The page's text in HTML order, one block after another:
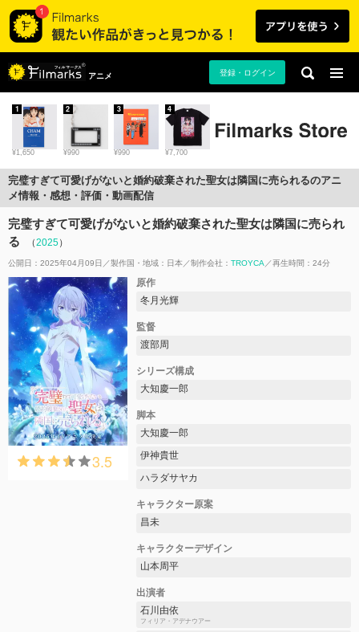
アニメ 登録・ログイン
¥1,650
1
¥990
2
¥990
3
¥7,700
4
完璧すぎて可愛げがないと婚約破棄された聖女は隣国に売られるのアニ
メ情報・感想・評価・動画配信
完璧すぎて可愛げがないと婚約破棄された聖女は隣国に売られ
る
（2025）
公開日：2025年04月09日 製作国・地域： 日本 制作会社： TROYCA 再生時間：24分
3.5
原作
冬月光輝
監督
渡部周
シリーズ構成
大知慶一郎
脚本
大知慶一郎
伊神貴世
ハラダサヤカ
キャラクター原案
昌未
キャラクターデザイン
山本周平
出演者
石川由依
フィリア・アデナウアー